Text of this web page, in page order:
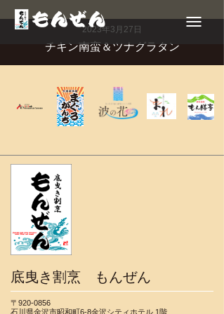
Toggle
navigation
2023年3月27日
チキン南蛮＆ツナグラタン
底曳き割烹 もんぜん
〒920-0856
石川県金沢市昭和町6-8金沢シティホテル 1階